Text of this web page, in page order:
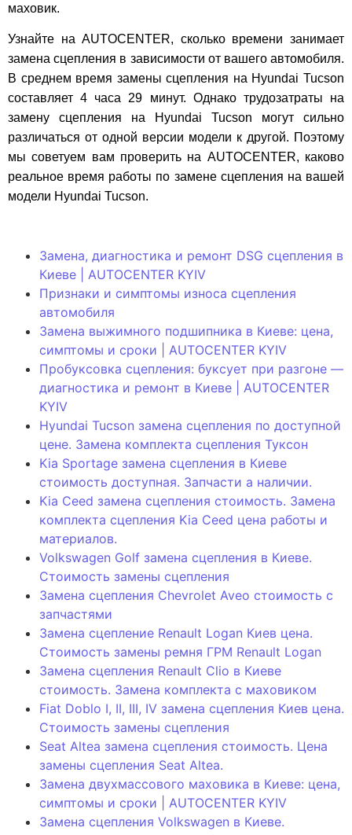
маховик.
Узнайте на AUTOCENTER, сколько времени занимает
замена сцепления в зависимости от вашего автомобиля.
В среднем время замены сцепления на Hyundai Tucson
составляет 4 часа 29 минут. Однако трудозатраты на
замену сцепления на Hyundai Tucson могут сильно
различаться от одной версии модели к другой. Поэтому
мы советуем вам проверить на AUTOCENTER, каково
реальное время работы по замене сцепления на вашей
модели Hyundai Tucson.
Замена, диагностика и ремонт DSG сцепления в
Киеве | AUTOCENTER KYIV
Признаки и симптомы износа сцепления
автомобиля
Замена выжимного подшипника в Киеве: цена,
симптомы и сроки | AUTOCENTER KYIV
Пробуксовка сцепления: буксует при разгоне —
диагностика и ремонт в Киеве | AUTOCENTER
KYIV
Hyundai Tucson замена сцепления по доступной
цене. Замена комплекта сцепления Туксон
Kia Sportage замена сцепления в Киеве
стоимость доступная. Запчасти а наличии.
Kia Ceed замена сцепления стоимость. Замена
комплекта сцепления Kia Ceed цена работы и
материалов.
Volkswagen Golf замена сцепления в Киеве.
Стоимость замены сцепления
Замена сцепления Chevrolet Aveo стоимость с
запчастями
Замена сцепление Renault Logan Киев цена.
Стоимость замены ремня ГРМ Renault Logan
Замена сцепления Renault Clio в Киеве
стоимость. Замена комплекта с маховиком
Fiat Doblo I, II, III, IV замена сцепления Киев цена.
Стоимость замены сцепления
Seat Altea замена сцепления стоимость. Цена
замены сцепления Seat Altea.
Замена двухмассового маховика в Киеве: цена,
симптомы и сроки | AUTOCENTER KYIV
Замена сцепления Volkswagen в Киеве.